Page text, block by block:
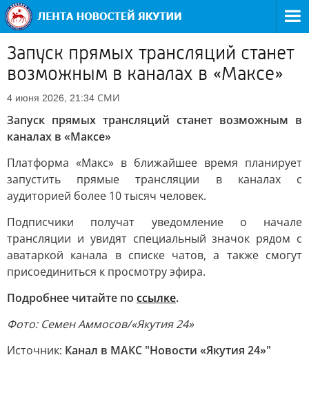
Запуск прямых трансляций станет
возможным в каналах в «Максе»
4 июня 2026, 21:34 СМИ
Запуск прямых трансляций станет возможным в
каналах в «Максе»
Платформа «Макс» в ближайшее время планирует
запустить прямые трансляции в каналах с
аудиторией более 10 тысяч человек.
Подписчики получат уведомление о начале
трансляции и увидят специальный значок рядом с
аватаркой канала в списке чатов, а также смогут
присоединиться к просмотру эфира.
Подробнее читайте по ссылке.
Фото: Семен Аммосов/«Якутия 24»
Источник: Канал в МАКС "Новости «Якутия 24»"